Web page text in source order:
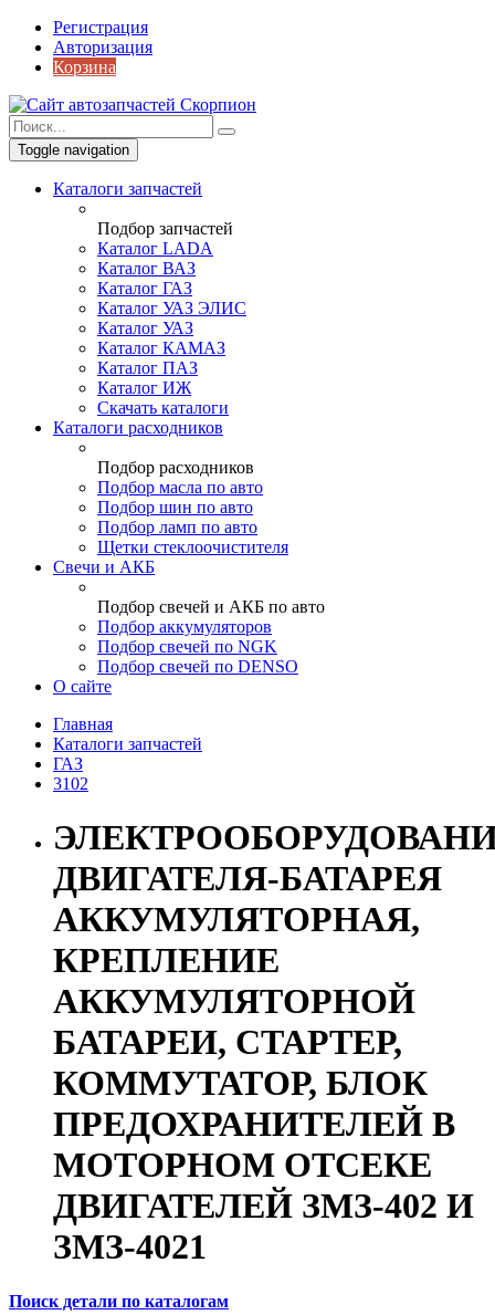
Регистрация
Авторизация
Корзина
Toggle navigation
Каталоги запчастей
Подбор запчастей
Каталог LADA
Каталог ВАЗ
Каталог ГАЗ
Каталог УАЗ ЭЛИС
Каталог УАЗ
Каталог КАМАЗ
Каталог ПАЗ
Каталог ИЖ
Скачать каталоги
Каталоги расходников
Подбор расходников
Подбор масла по авто
Подбор шин по авто
Подбор ламп по авто
Щетки стеклоочистителя
Свечи и АКБ
Подбор свечей и АКБ по авто
Подбор аккумуляторов
Подбор свечей по NGK
Подбор свечей по DENSO
О сайте
Главная
Каталоги запчастей
ГАЗ
3102
ДВИГАТЕЛЯ-БАТАРЕЯ
АККУМУЛЯТОРНАЯ,
КРЕПЛЕНИЕ
АККУМУЛЯТОРНОЙ
БАТАРЕИ, СТАРТЕР,
КОММУТАТОР, БЛОК
ПРЕДОХРАНИТЕЛЕЙ В
МОТОРНОМ ОТСЕКЕ
ДВИГАТЕЛЕЙ ЗМЗ-402 И
ЗМЗ-4021
Поиск детали по каталогам